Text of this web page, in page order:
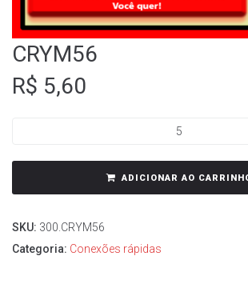
CRYM56
R$ 5,60
ADICIONAR AO
SKU: 300.CRYM56
Categoria: Conexões rápidas